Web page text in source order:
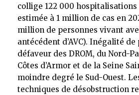
collige 122 000
estimée à 1 million de cas en
million de personnes vivant
antécédent d’AVC). Inégalité
défaveur des DROM, du Nord-
Côtes d’Armor et de la Seine
moindre degré le Sud-Ouest.
techniques de désobstruction